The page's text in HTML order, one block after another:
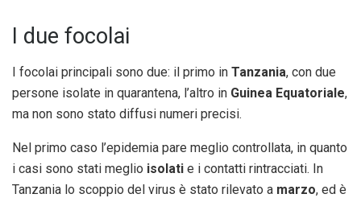
I due focolai
I focolai principali sono due: il primo in Tanzania, con due
persone isolate in quarantena, l’altro in Guinea Equatoriale,
ma non sono stato diffusi numeri precisi.
Nel primo caso l’epidemia pare meglio controllata, in quanto
i casi sono stati meglio isolati e i contatti rintracciati. In
Tanzania lo scoppio del virus è stato rilevato a marzo, ed è